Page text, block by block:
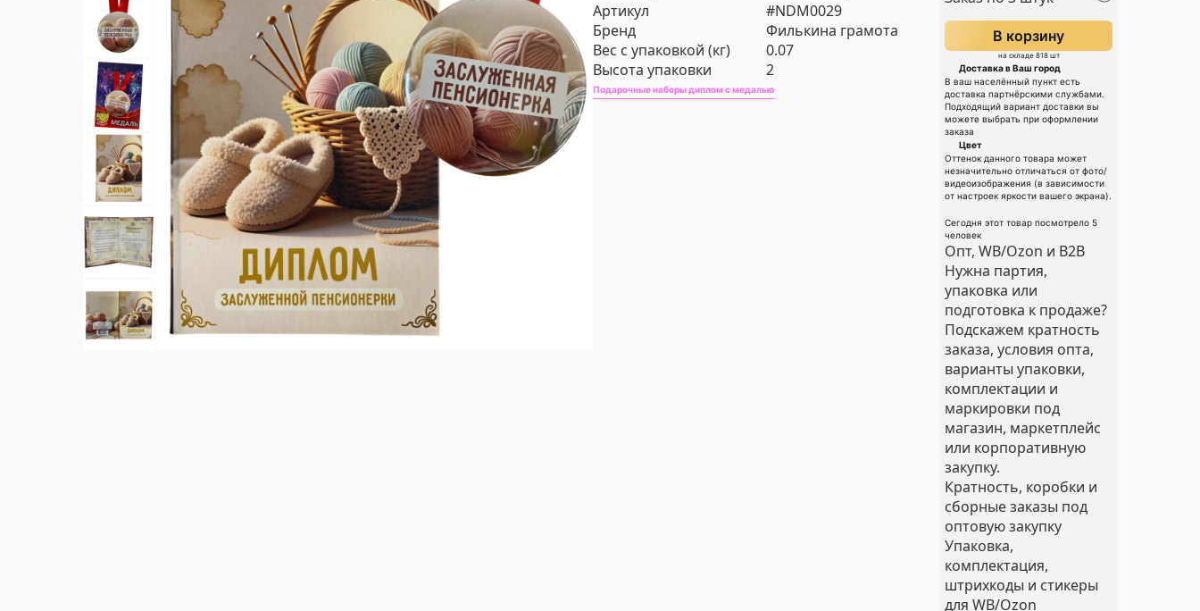
Артикул
#NDM0029
Бренд
Филькина грамота
Вес с упаковкой (кг)
0.07
Высота упаковки
2
Подарочные наборы диплом с медалью
В корзину
на складе 818 шт
Доставка в Ваш город
В ваш населённый пункт есть
доставка партнёрскими службами.
Подходящий вариант доставки вы
можете выбрать при оформлении
заказа
Цвет
Оттенок данного товара может
незначительно отличаться от фото/
видеоизображения (в зависимости
от настроек яркости вашего экрана).
Сегодня этот товар посмотрело 5
человек
Опт, WB/Ozon и B2B
Нужна партия,
упаковка или
подготовка к продаже?
Подскажем кратность
заказа, условия опта,
варианты упаковки,
комплектации и
маркировки под
магазин, маркетплейс
или корпоративную
закупку.
Кратность, коробки и
сборные заказы под
оптовую закупку
Упаковка,
комплектация,
штрихкоды и стикеры
для WB/Ozon